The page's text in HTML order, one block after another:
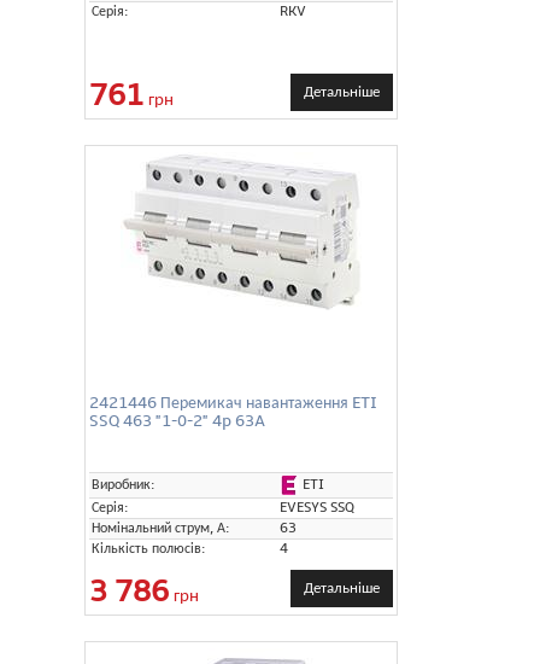
Серія:
RKV
761 грн Детальніше
2421446 Перемикач навантаження ETI
SSQ 463 "1-0-2" 4p 63A
Виробник:
ETI
Серія:
EVESYS SSQ
Номінальний струм, А:
63
Кількість полюсів:
4
3 786 грн Детальніше